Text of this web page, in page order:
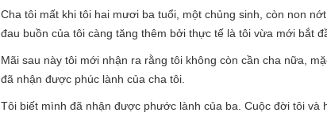
Cha tôi mất khi tôi hai mươi ba tuổi, một chủng sinh, còn non
đau buồn của tôi càng tăng thêm bởi thực tế là tôi vừa mới bắt
Mãi sau này tôi mới nhận ra rằng tôi không còn cần cha nữa,
đã nhận được phúc lành của cha tôi.
Tôi biết mình đã nhận được phước lành của ba. Cuộc đời tôi